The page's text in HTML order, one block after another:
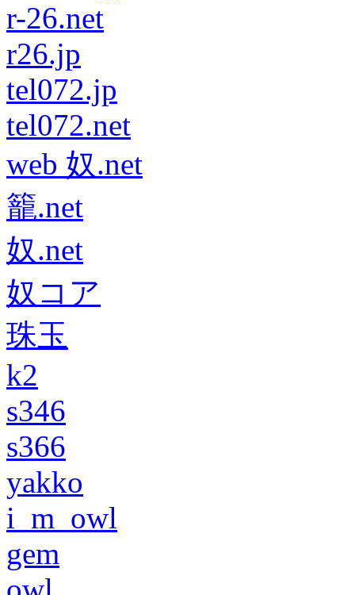
r-26.net
r26.jp
tel072.jp
tel072.net
web 奴.net
籠.net
奴.net
奴コア
珠玉
k2
s346
s366
yakko
i_m_owl
gem